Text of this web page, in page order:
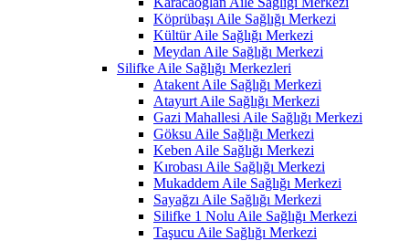
Köprübaşı Aile Sağlığı Merkezi
Kültür Aile Sağlığı Merkezi
Meydan Aile Sağlığı Merkezi
Silifke Aile Sağlığı Merkezleri
Atakent Aile Sağlığı Merkezi
Atayurt Aile Sağlığı Merkezi
Gazi Mahallesi Aile Sağlığı Merkezi
Göksu Aile Sağlığı Merkezi
Keben Aile Sağlığı Merkezi
Kırobası Aile Sağlığı Merkezi
Mukaddem Aile Sağlığı Merkezi
Sayağzı Aile Sağlığı Merkezi
Silifke 1 Nolu Aile Sağlığı Merkezi
Taşucu Aile Sağlığı Merkezi